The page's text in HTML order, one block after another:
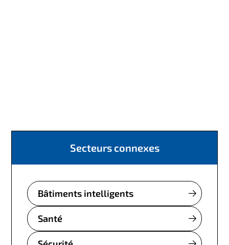
Secteurs connexes
Bâtiments intelligents
Santé